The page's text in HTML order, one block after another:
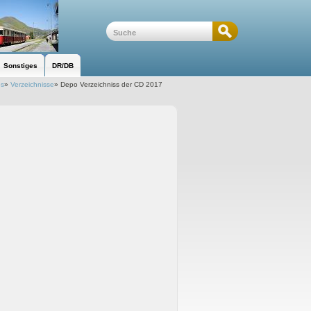
Sonstiges DR/DB
»Verzeichnisse»Depo Verzeichniss der CD 2017